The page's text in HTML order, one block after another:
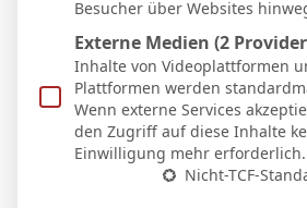
1 Okt. 2025
Auswärts
U
2:2
13`
27 Sep. 2025
Auswärts
N
2:1
45`
U
Besucher über Websites
Externe Medien (2
Inhalte von Videoplattformen
Plattformen werden
Wenn externe Services
den Zugriff auf diese Inhalte
Einwilligung mehr erforderlich.
Nicht-TCF-